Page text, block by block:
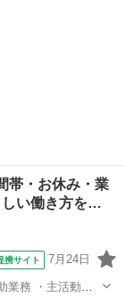
帯・お休み・業
しい働き方を…
携サイト 7月24日
業務 ・主活動の